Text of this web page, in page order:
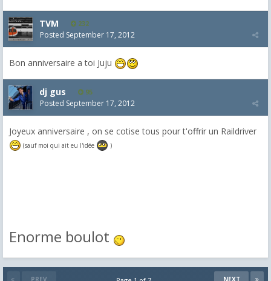
TVM 232
Posted September 17, 2012
Bon anniversaire a toi Juju
dj gus 95
Posted September 17, 2012
Joyeux anniversaire , on se cotise tous pour t'offrir un Raildriver
(sauf moi qui ait eu l'idée )
Enorme boulot
PREV NEXT